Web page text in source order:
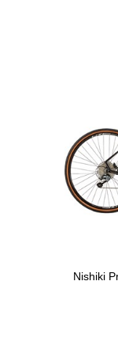
Nishiki